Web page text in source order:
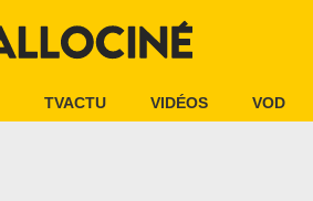
TVACTU VIDÉOS VOD